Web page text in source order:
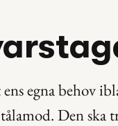
egna behov
Den ska